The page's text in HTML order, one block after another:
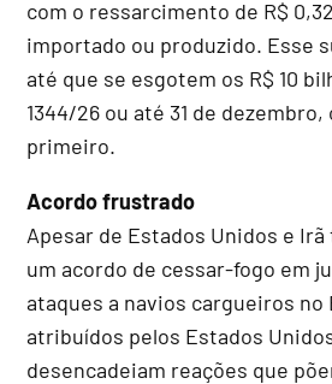
com o ressarcimento de R$
importado ou produzido. Esse
até que se esgotem os R$ 10
1344/26 ou até 31 de
primeiro.
Acordo frustrado
Apesar de Estados Unidos e
um acordo de cessar-fogo em
ataques a navios cargueiros
atribuídos pelos Estados
desencadeiam reações que